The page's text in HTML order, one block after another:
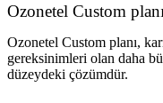
Ozonetel Custom
Ozonetel Custom planı,
gereksinimleri olan daha
düzeydeki çözümdür.